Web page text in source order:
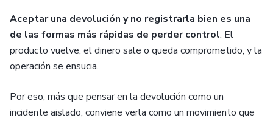
Aceptar una devolución y no registrarla bien es una
de las formas más rápidas de perder control. El
producto vuelve, el dinero sale o queda comprometido, y la
operación se ensucia.
Por eso, más que pensar en la devolución como un
incidente aislado, conviene verla como un movimiento que